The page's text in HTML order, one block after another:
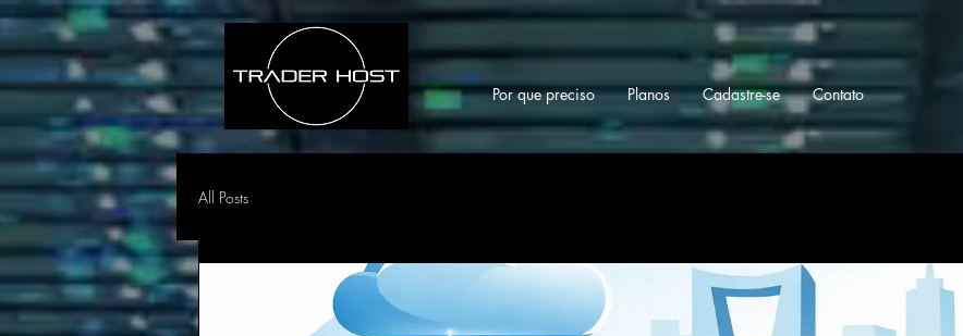
Por que preciso Planos Cadastre-se Contato
All Posts